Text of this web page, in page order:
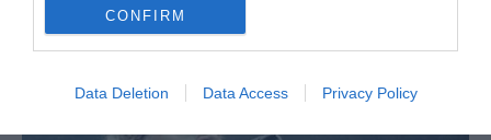
CONFIRM
Data Deletion Data Access Privacy Policy
Tekne agli americani: il Golden Power è l’ultima trincea
di uno Stato senza politica...